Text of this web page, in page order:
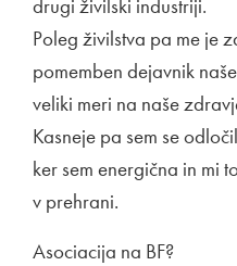
drugi živilski industriji.
Poleg živilstva pa me je
pomemben dejavnik
veliki meri na naše
Kasneje pa sem se
ker sem energična in mi
v prehrani.
Asociacija na BF?